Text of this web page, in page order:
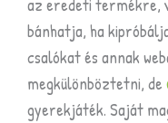
az eredeti termékre,
bánhatja, ha
csalókat és annak
megkülönböztetni, de
gyerekjáték. Saját